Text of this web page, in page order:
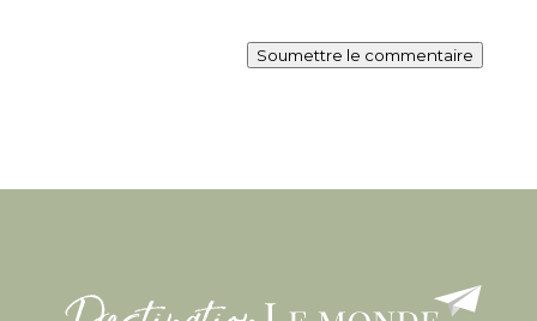
Soumettre le commentaire